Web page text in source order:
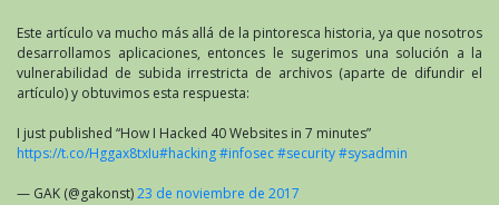
Este artículo va mucho más allá de la pintoresca historia, ya que nosotros
desarrollamos aplicaciones, entonces le sugerimos una solución a la
vulnerabilidad de subida irrestricta de archivos (aparte de difundir el
artículo) y obtuvimos esta respuesta:
I just published “How I Hacked 40 Websites in 7 minutes”
https://t.co/Hggax8txIu#hacking#infosec#security#sysadmin
— GAK (@gakonst)23 de noviembre de 2017